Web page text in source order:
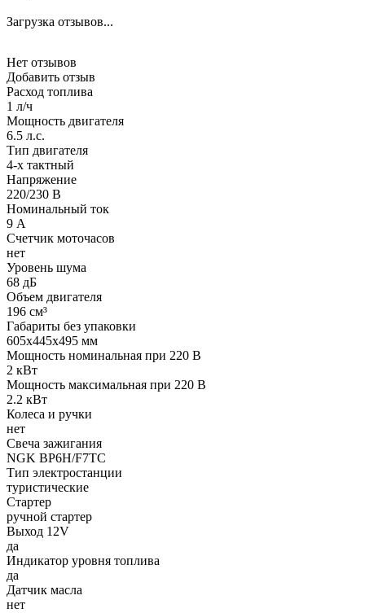
Загрузка отзывов...
Нет отзывов
Добавить отзыв
Расход топлива
1 л/ч
Мощность двигателя
6.5 л.с.
Тип двигателя
4-х тактный
Напряжение
220/230 В
Номинальный ток
9 А
Счетчик моточасов
нет
Уровень шума
68 дБ
Объем двигателя
196 см³
Габариты без упаковки
605х445х495 мм
Мощность номинальная при 220 В
2 кВт
Мощность максимальная при 220 В
2.2 кВт
Колеса и ручки
нет
Свеча зажигания
NGK ВР6Н/F7TC
Тип электростанции
туристические
Стартер
ручной стартер
Выход 12V
да
Индикатор уровня топлива
да
Датчик масла
нет